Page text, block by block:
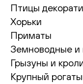
Птицы
Хорьки
Приматы
Земноводные
Грызуны и
Крупный